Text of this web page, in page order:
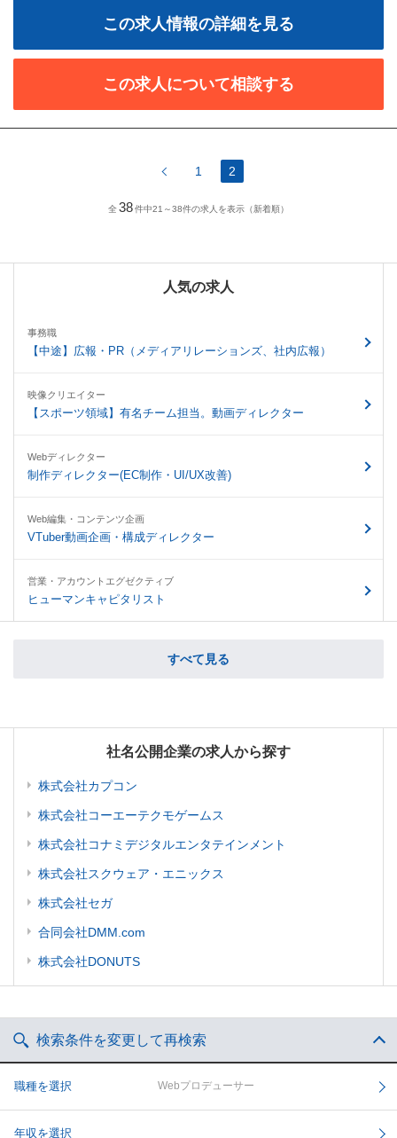
この求人情報の詳細を見る
この求人について相談する
1 2
全38件中21～38件の求人を表示（新着順）
人気の求人
事務職
【中途】広報・PR（メディアリレーションズ、社内広報）
映像クリエイター
【スポーツ領域】有名チーム担当。動画ディレクター
Webディレクター
制作ディレクター(EC制作・UI/UX改善)
Web編集・コンテンツ企画
VTuber動画企画・構成ディレクター
営業・アカウントエグゼクティブ
ヒューマンキャピタリスト
すべて見る
社名公開企業の求人から探す
株式会社カプコン
株式会社コーエーテクモゲームス
株式会社コナミデジタルエンタテインメント
株式会社スクウェア・エニックス
株式会社セガ
合同会社DMM.com
株式会社DONUTS
検索条件を変更して再検索
職種を選択 Webプロデューサー
年収を選択